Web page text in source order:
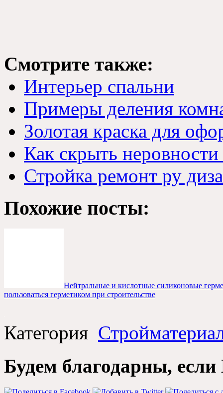
Смотрите также:
Интерьер спальни
Примеры деления
Золотая краска для
Как скрыть
Стройка ремонт ру
Похожие посты:
Нейтральные и кислотные силиконовые
пользоваться герметиком при строительстве
Категория
Будем благодарны, если